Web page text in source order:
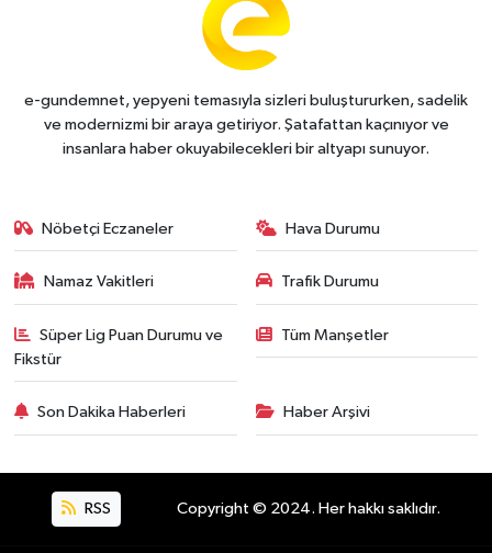
e-gundemnet, yepyeni temasıyla sizleri buluştururken, sadelik
ve modernizmi bir araya getiriyor. Şatafattan kaçınıyor ve
insanlara haber okuyabilecekleri bir altyapı sunuyor.
Nöbetçi Eczaneler Hava Durumu
Namaz Vakitleri Trafik Durumu
Süper Lig Puan Durumu ve
Fikstür
Tüm Manşetler
Son Dakika Haberleri Haber Arşivi
RSS Copyright © 2024. Her hakkı saklıdır.